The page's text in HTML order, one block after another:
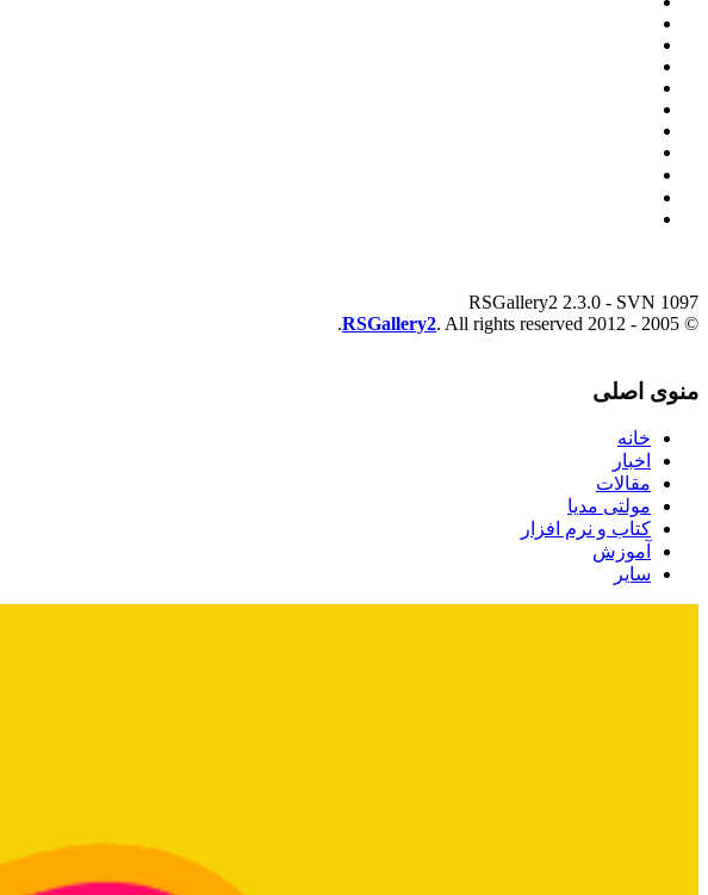
RSGallery2 2.3.0 - SVN 1097
© 2005 - 2012
RSGallery2. All rights reserved.
منوی اصلی
خانه
اخبار
مقالات
مولتی مدیا
کتاب و نرم افزار
آموزش
سایر